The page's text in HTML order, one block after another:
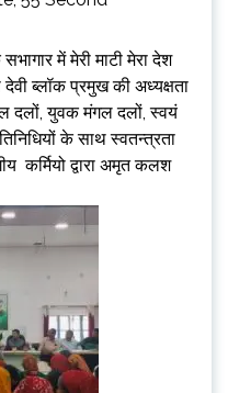
में मेरी माटी मेरा देश
ब्लॉक प्रमुख की अध्यक्षता
दलों, युवक मंगल दलों, स्वयं
के साथ स्वतन्त्रता
कर्मियो द्वारा अमृत कलश